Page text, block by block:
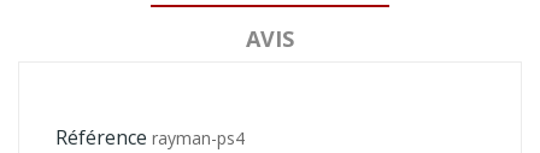
AVIS
Référence rayman-ps4